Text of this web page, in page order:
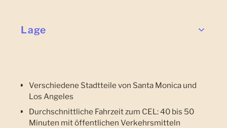
Lage
Verschiedene Stadtteile von Santa Monica und
Los Angeles
Durchschnittliche Fahrzeit zum CEL: 40 bis 50
Minuten mit öffentlichen Verkehrsmitteln